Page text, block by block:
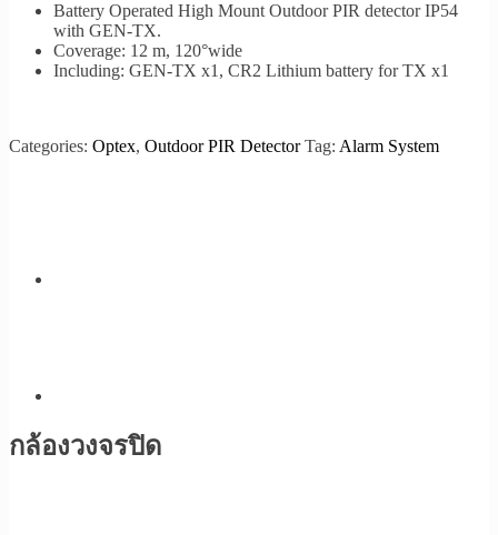
Battery Operated High Mount Outdoor PIR detector IP54
with GEN-TX.
Coverage: 12 m, 120°wide
Including: GEN-TX x1, CR2 Lithium battery for TX x1
Categories: Optex, Outdoor PIR Detector Tag: Alarm System
กล้องวงจรปิด